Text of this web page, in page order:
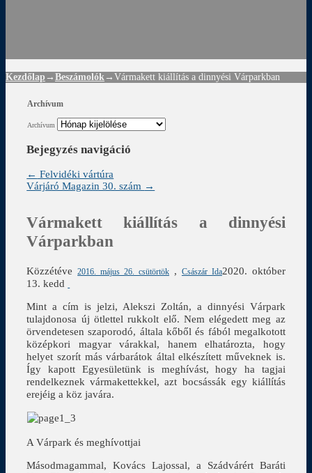
Kezdőlap → Beszámolók → Vármakett kiállítás a dinnyési Várparkban
Archívum
Archívum
Bejegyzés navigáció
← Felvidéki vártúra
Várjáró Magazin 30. szám →
Vármakett kiállítás a dinnyési
Várparkban
Közzétéve2016. május 26. csütörtök , Császár Ida2020. október
13. kedd
Mint a cím is jelzi, Alekszi Zoltán, a dinnyési Várpark
tulajdonosa új ötlettel rukkolt elő. Nem elégedett meg az
örvendetesen szaporodó, általa kőből és fából megalkotott
középkori magyar várakkal, hanem elhatározta, hogy
helyet szorít más várbarátok által elkészített műveknek is.
Így kapott Egyesületünk is meghívást, hogy ha tagjai
rendelkeznek vármakettekkel, azt bocsássák egy kiállítás
erejéig a köz javára.
A Várpark és meghívottjai
Másodmagammal, Kovács Lajossal, a Szádvárért Baráti